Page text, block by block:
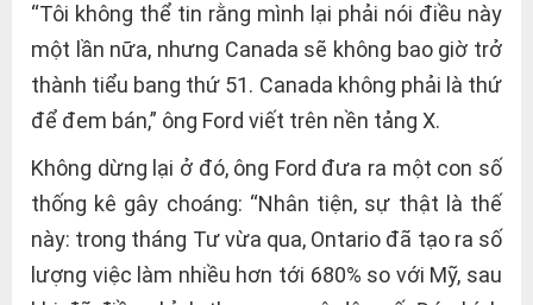
“Tôi không thể tin rằng mình lại phải nói điều này
một lần nữa, nhưng Canada sẽ không bao giờ trở
thành tiểu bang thứ 51. Canada không phải là thứ
để đem bán,” ông Ford viết trên nền tảng X.
Không dừng lại ở đó, ông Ford đưa ra một con số
thống kê gây choáng: “Nhân tiện, sự thật là thế
này: trong tháng Tư vừa qua, Ontario đã tạo ra số
lượng việc làm nhiều hơn tới 680% so với Mỹ, sau